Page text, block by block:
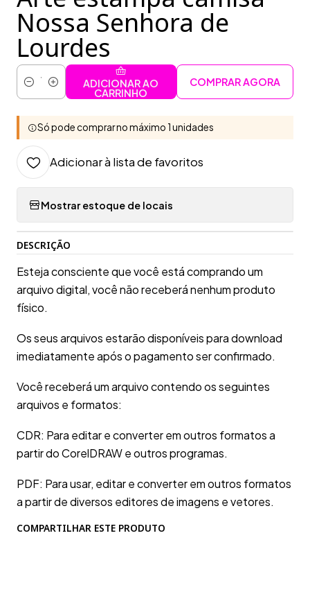
Nossa Senhora de
Lourdes
Quantidade
ADICIONAR AO
CARRINHO
COMPRAR AGORA
Só pode comprar no máximo 1 unidades
Adicionar à lista de favoritos
Mostrar estoque de locais
DESCRIÇÃO
Esteja consciente que você está comprando um
arquivo digital, você não receberá nenhum produto
físico.
Os seus arquivos estarão disponíveis para download
imediatamente após o pagamento ser confirmado.
Você receberá um arquivo contendo os seguintes
arquivos e formatos:
CDR: Para editar e converter em outros formatos a
partir do CorelDRAW e outros programas.
PDF: Para usar, editar e converter em outros formatos
a partir de diversos editores de imagens e vetores.
COMPARTILHAR ESTE PRODUTO